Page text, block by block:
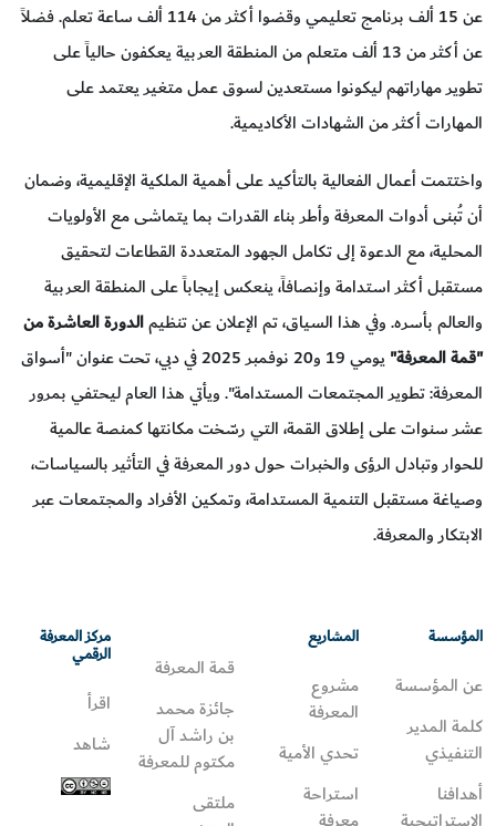
عن 15 ألف برنامج تعليمي وقضوا أكثر من 114 ألف ساعة تعلم. فضلاً
عن أكثر من 13 ألف متعلم من المنطقة العربية يعكفون حالياً على
تطوير مهاراتهم ليكونوا مستعدين لسوق عمل متغير يعتمد على
المهارات أكثر من الشهادات الأكاديمية.
واختتمت أعمال الفعالية بالتأكيد على أهمية الملكية الإقليمية، وضمان
أن تُبنى أدوات المعرفة وأطر بناء القدرات بما يتماشى مع الأولويات
المحلية، مع الدعوة إلى تكامل الجهود المتعددة القطاعات لتحقيق
مستقبل أكثر استدامة وإنصافاً، ينعكس إيجاباً على المنطقة العربية
والعالم بأسره. وفي هذا السياق، تم الإعلان عن تنظيمالدورة العاشرة من
"قمة المعرفة"
يومي 19 و20 نوفمبر 2025 في دبي، تحت عنوان "أسواق
المعرفة: تطوير المجتمعات المستدامة". ويأتي هذا العام ليحتفي بمرور
عشر سنوات على إطلاق القمة، التي رسّخت مكانتها كمنصة عالمية
للحوار وتبادل الرؤى والخبرات حول دور المعرفة في التأثير بالسياسات،
وصياغة مستقبل التنمية المستدامة، وتمكين الأفراد والمجتمعات عبر
الابتكار والمعرفة.
المؤسسة
عن المؤسسة
كلمة المدير
التنفيذي
أهدافنا
الاستراتيجية
المشاريع
مشروع
المعرفة
تحدي الأمية
استراحة
معرفة
قمة المعرفة
جائزة محمد
بن راشد آل
مكتوم للمعرفة
ملتقى
مركز المعرفة
الرقمي
اقرأ
شاهد